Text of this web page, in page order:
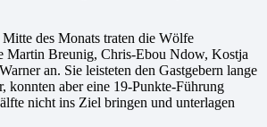
des Monats traten die Wölfe
Martin Breunig, Chris-Ebou Ndow, Kostja
an. Sie leisteten den Gastgebern lange
konnten aber eine 19-Punkte-Führung
nicht ins Ziel bringen und unterlagen